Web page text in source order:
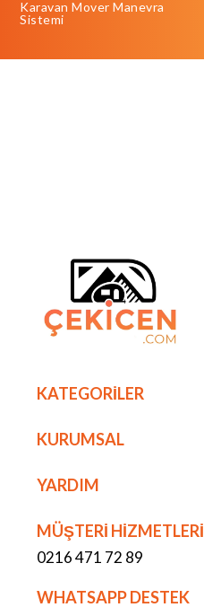
Karavan Mover Manevra
Sistemi
KATEGORİLER
KURUMSAL
YARDIM
MÜŞTERİ HİZMETLERİ
0216 471 72 89
WHATSAPP DESTEK